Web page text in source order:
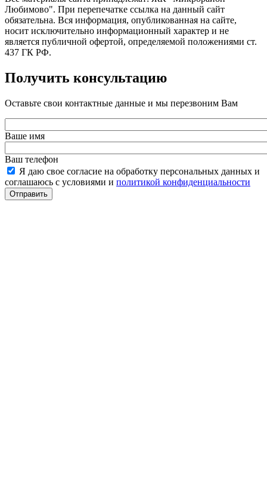
Любимово". При перепечатке ссылка на данный сайт
обязательна. Вся информация, опубликованная на сайте,
носит исключительно информационный характер и не
является публичной офертой, определяемой положениями ст.
437 ГК РФ.
Получить консультацию
Оставьте свои контактные данные и мы перезвоним Вам
Ваше имя
Ваш телефон
Я даю свое согласие на обработку персональных данных и
соглашаюсь с условиями и политикой конфиденциальности
Отправить